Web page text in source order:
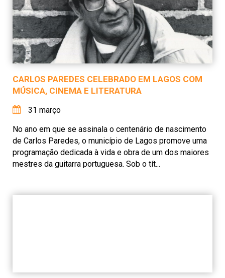
CARLOS PAREDES CELEBRADO EM LAGOS COM
MÚSICA, CINEMA E LITERATURA
31 março
No ano em que se assinala o centenário de nascimento
de Carlos Paredes, o município de Lagos promove uma
programação dedicada à vida e obra de um dos maiores
mestres da guitarra portuguesa. Sob o tít...